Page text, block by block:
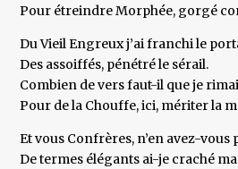
Pour étreindre Morphée, gorgé
Du Vieil Engreux j’ai franchi le
Des assoiffés, pénétré le sérail.
Combien de vers faut-il que je
Pour de la Chouffe, ici, mériter la
Et vous Confrères, n’en avez-vous
De termes élégants ai-je craché